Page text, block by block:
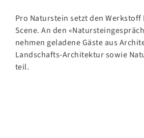
Pro Naturstein setzt den
Scene. An den
nehmen geladene Gäste aus
Landschafts-Architektur sowie
teil.